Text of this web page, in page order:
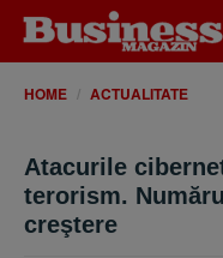
HOME ACTUALITATE
Atacurile
terorism.
creştere